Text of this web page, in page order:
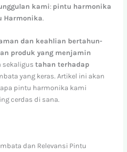
kami: pintu harmonika
Harmonika.
dan keahlian bertahun-
produk yang menjamin
sekaligustahan terhadap
yang keras. Artikel ini akan
pintu harmonika kami
cerdas di sana.
dan Relevansi Pintu